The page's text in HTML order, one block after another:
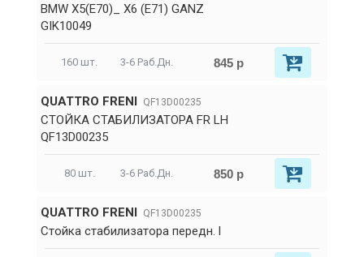
BMW X5(E70)_ X6 (E71) GANZ
GIK10049
160 шт. 3-6 Раб.Дн. 845 р
QUATTRO FRENI QF13D00235
СТОЙКА СТАБИЛИЗАТОРА FR LH
QF13D00235
80 шт. 3-6 Раб.Дн. 850 р
QUATTRO FRENI QF13D00235
Стойка стабилизатора передн. l